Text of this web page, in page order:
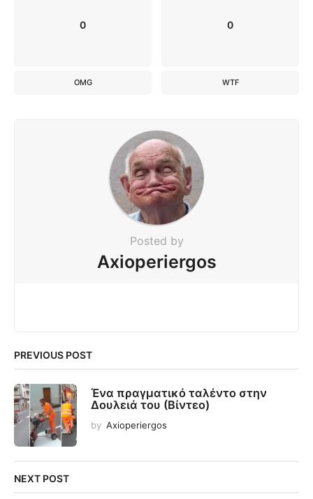
0
OMG
0
WTF
Posted by
Axioperiergos
PREVIOUS POST
Ένα πραγματικό ταλέντο στην
Δουλειά του (Βίντεο)
by Axioperiergos
NEXT POST